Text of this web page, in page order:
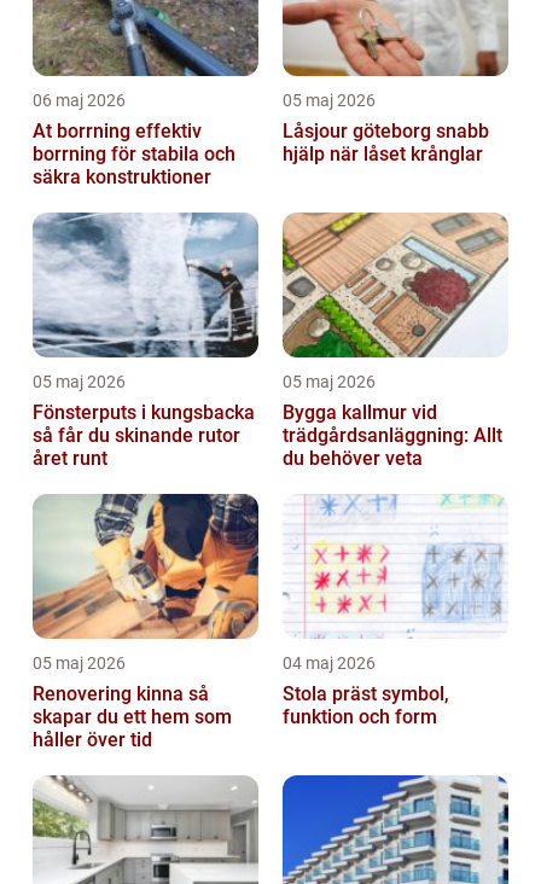
06 maj 2026
At borrning effektiv
borrning för stabila och
säkra konstruktioner
05 maj 2026
Låsjour göteborg snabb
hjälp när låset krånglar
05 maj 2026
Fönsterputs i kungsbacka
så får du skinande rutor
året runt
05 maj 2026
Bygga kallmur vid
trädgårdsanläggning: Allt
du behöver veta
05 maj 2026
Renovering kinna så
skapar du ett hem som
håller över tid
04 maj 2026
Stola präst symbol,
funktion och form